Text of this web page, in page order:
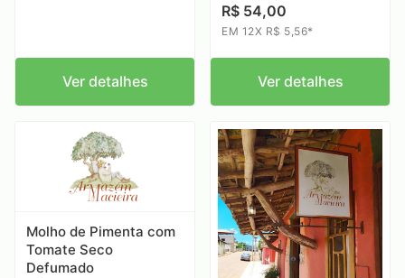
Ver detalhes
R$ 54,00
EM 12X R$ 5,56*
Ver detalhes
Molho de Pimenta com
Tomate Seco
Defumado